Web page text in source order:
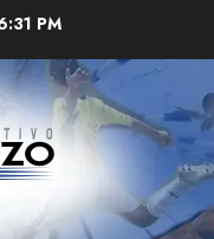
PM